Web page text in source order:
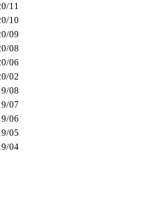
11
10
09
08
06
02
08
07
06
05
04